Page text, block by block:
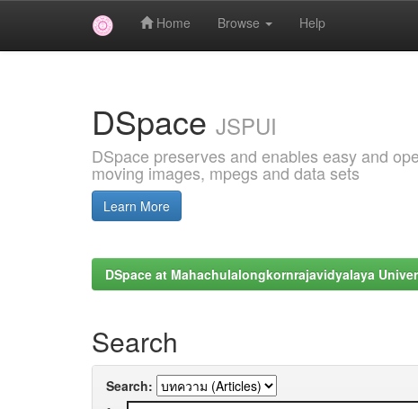
Home Browse Help
DSpace JSPUI
DSpace preserves and enables easy and
moving images, mpegs and data sets
Learn More
DSpace at Mahachulalongkornrajavidyalaya
Search
Search: